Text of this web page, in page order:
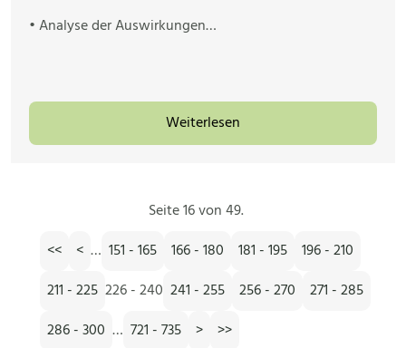
• Analyse der Auswirkungen…
Weiterlesen
Seite 16 von 49.
<<
< … 151 - 165 166 - 180 181 - 195
196 - 210
211 - 225 226 - 240 241 - 255 256 - 270
271 - 285
286 - 300 … 721 - 735 > >>